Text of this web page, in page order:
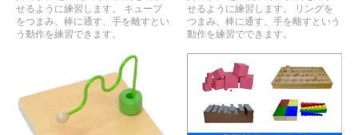
せるように練習します。 キューブ
をつまみ、棒に通す、手を離すとい
う動作を練習できます。
せるように練習します。 リングを
つまみ、棒に通す、手を離すという
動作を練習でできます。